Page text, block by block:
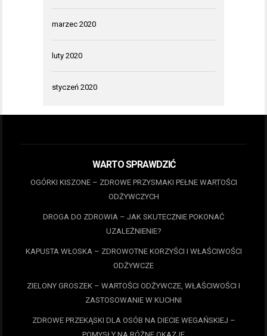
marzec 2020
luty 2020
styczeń 2020
WARTO SPRAWDZIĆ
OGÓRKI KISZONE – ZDROWE PRZYSMAKI PEŁNE WARTOŚCI
ODŻYWCZYCH
DROGA DO ZDROWIA – JAK SKUTECZNIE POKONAĆ
UZALEŻNIENIE?
KAPUSTA WŁOSKA – ZDROWOTNE KORZYŚCI I WŁAŚCIWOŚCI
ODŻYWCZE
ZIELONY GROSZEK – WARTOŚCI ODŻYWCZE, WŁAŚCIWOŚCI I
ZASTOSOWANIE W KUCHNI
ZDROWE PRZEKĄSKI DLA OSÓB NA DIECIE WEGAŃSKIEJ –